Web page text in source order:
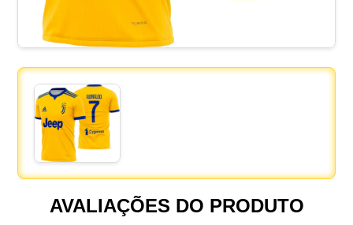
AVALIAÇÕES DO PRODUTO